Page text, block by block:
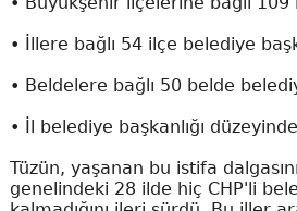
• İllere bağlı 54 ilçe belediye
• Beldelere bağlı 50 belde
• İl belediye başkanlığı
Tüzün, yaşanan bu istifa
genelindeki 28 ilde hiç CHP'li